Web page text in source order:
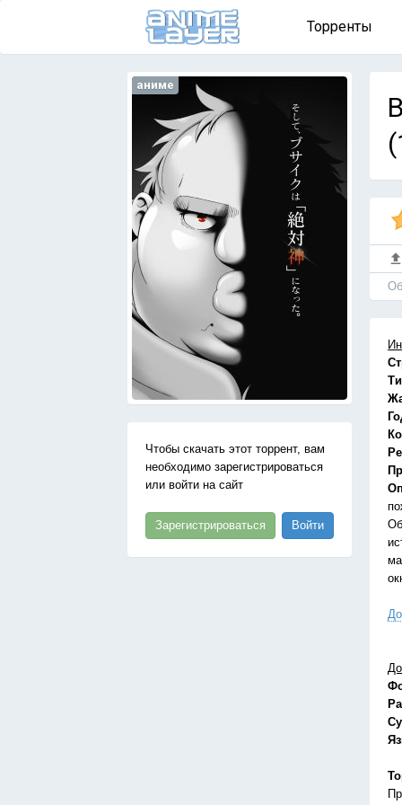
Торренты
аниме
Чтобы скачать этот торрент, вам
необходимо зарегистрироваться
или войти на сайт
Зарегистрироваться Войти